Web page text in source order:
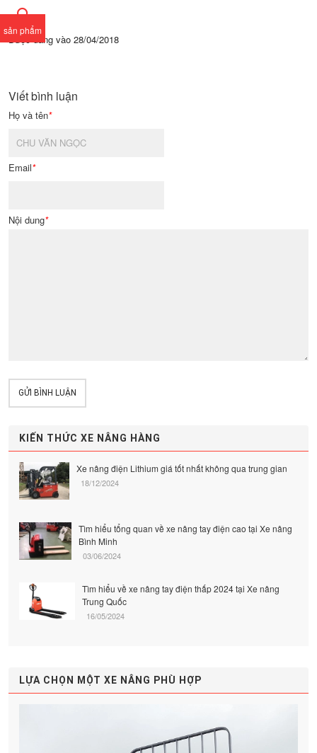
sản phẩm
Được đăng vào 28/04/2018
Viết bình luận
Họ và tên*
Email*
Nội dung*
GỬI BÌNH LUẬN
KIẾN THỨC XE NÂNG HÀNG
Xe nâng điện Lithium giá tốt nhất không qua trung gian
18/12/2024
Tìm hiểu tổng quan về xe nâng tay điện cao tại Xe nâng
Bình Minh
03/06/2024
Tìm hiểu về xe nâng tay điện thấp 2024 tại Xe nâng
Trung Quốc
16/05/2024
LỰA CHỌN MỘT XE NÂNG PHÙ HỢP